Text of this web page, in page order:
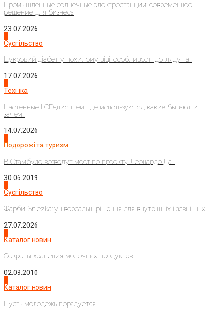
Промышленные солнечные электростанции: современное
решение для бизнеса
23.07.2026
Суспільство
Цукровий діабет у похилому віці: особливості догляду та...
17.07.2026
Техніка
Настенные LCD-дисплеи: где используются, какие бывают и
зачем...
14.07.2026
Подорожі та туризм
В Стамбуле возведут мост по проекту Леонардо Да...
30.06.2019
Суспільство
Фарби Sniezka: універсальні рішення для внутрішніх і зовнішніх...
27.07.2026
Каталог новин
Секреты хранения молочных продуктов
02.03.2010
Каталог новин
Пусть молодежь порадуется